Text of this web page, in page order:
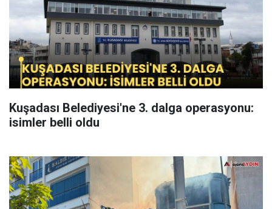
Kuşadası Belediyesi'ne 3. dalga operasyonu:
isimler belli oldu